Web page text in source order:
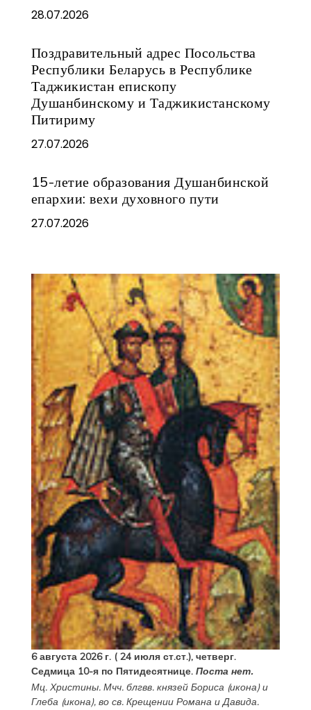
28.07.2026
Поздравительный адрес Посольства
Республики Беларусь в Республике
Таджикистан епископу
Душанбинскому и Таджикистанскому
Питириму
27.07.2026
15-летие образования Душанбинской
епархии: вехи духовного пути
27.07.2026
6 августа 2026 г. ( 24 июля ст.ст.), четверг.
Седмица 10-я по Пятидесятнице. Поста нет.
Мц. Христины. Мчч. блгвв. князей Бориса(икона) и
Глеба(икона), во св. Крещении Романа и Давида.